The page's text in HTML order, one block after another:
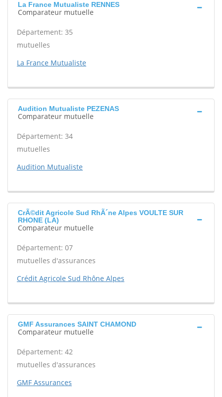
La France Mutualiste RENNES
Comparateur mutuelle
Département: 35
mutuelles
La France Mutualiste
Audition Mutualiste PEZENAS
Comparateur mutuelle
Département: 34
mutuelles
Audition Mutualiste
CrÃ©dit Agricole Sud RhÃ´ne Alpes VOULTE SUR
RHONE (LA)
Comparateur mutuelle
Département: 07
mutuelles d'assurances
Crédit Agricole Sud Rhône Alpes
GMF Assurances SAINT CHAMOND
Comparateur mutuelle
Département: 42
mutuelles d'assurances
GMF Assurances